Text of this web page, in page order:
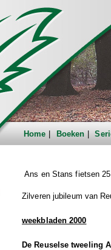
Home Boeken
Ans en Stans fietsen
Zilveren jubileum van
weekbladen 2000
De Reuselse tweeling